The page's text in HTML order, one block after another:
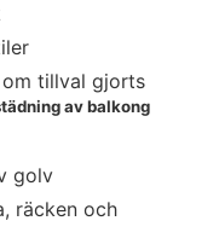
tillval gjorts
av balkong
golv
räcken och